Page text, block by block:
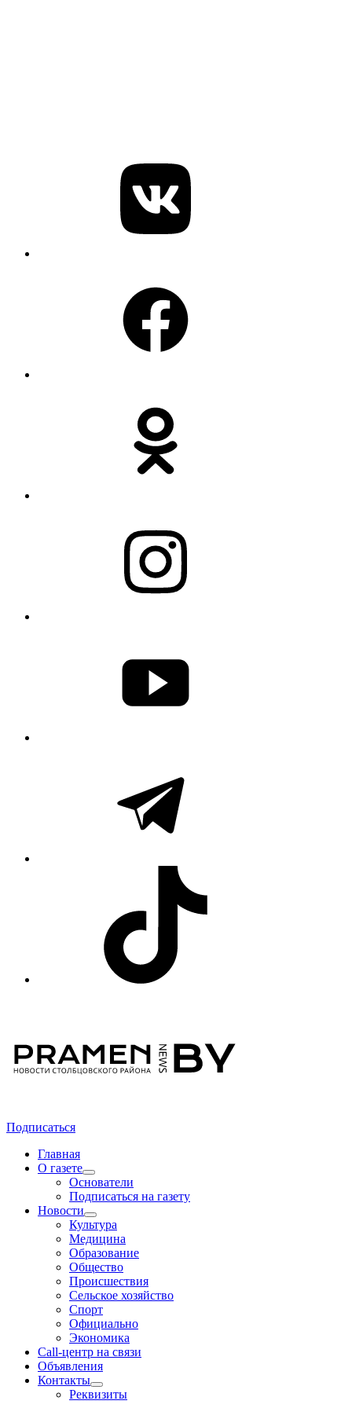
Подписаться
Главная
О газете
Основатели
Подписаться на газету
Новости
Культура
Медицина
Образование
Общество
Происшествия
Сельское хозяйство
Спорт
Официально
Экономика
Call-центр на связи
Объявления
Контакты
Реквизиты